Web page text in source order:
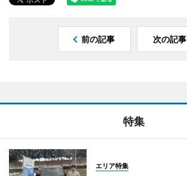
前の記事 次の記事
特集
エリア特集